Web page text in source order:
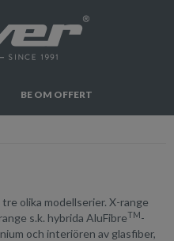
BE OM OFFERT
olika modellserier. X-range
s.k. hybrida AluFibreTM-
och interiören av glasfiber,